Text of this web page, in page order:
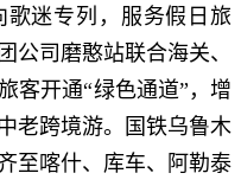
迷专列，服务假日旅
公司磨憨站联合海关、
客开通“绿色通道”，增
老跨境游。国铁乌鲁木
至喀什、库车、阿勒泰